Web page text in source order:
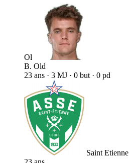
Ol
B. Old
23 ans · 3 MJ · 0 but · 0 pd
Saint Etienne